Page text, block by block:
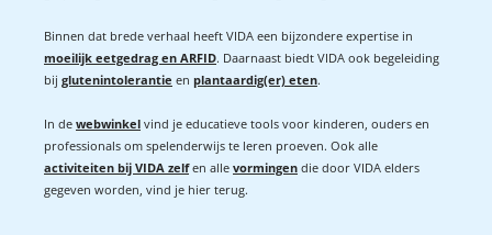
Binnen dat brede verhaal heeft VIDA een bijzondere expertise in
moeilijk eetgedrag en ARFID. Daarnaast biedt VIDA ook begeleiding
bij glutenintolerantie en plantaardig(er) eten.
In de webwinkel vind je educatieve tools voor kinderen, ouders en
professionals om spelenderwijs te leren proeven. Ook alle
activiteiten bij VIDA zelf en alle vormingen die door VIDA elders
gegeven worden, vind je hier terug.